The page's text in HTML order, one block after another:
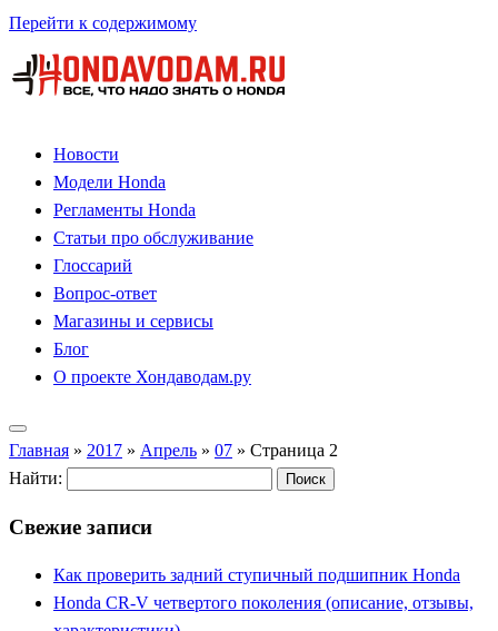
Перейти к содержимому
Новости
Модели Honda
Регламенты Honda
Статьи про обслуживание
Глоссарий
Вопрос-ответ
Магазины и сервисы
Блог
О проекте Хондаводам.ру
Главная » 2017 » Апрель » 07 » Страница 2
Найти:
Свежие записи
Как проверить задний ступичный подшипник Honda
Honda CR-V четвертого поколения (описание, отзывы,